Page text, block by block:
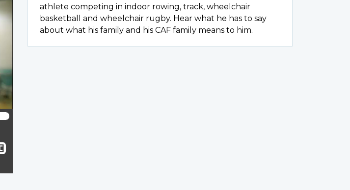
sous-
athlete competing in indoor rowing, track, wheelchair
basketball and wheelchair rugby. Hear what he has to say
about what his family and his CAF family means to him.